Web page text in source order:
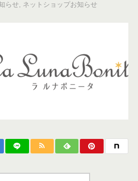
らせ ネットショップお知らせ